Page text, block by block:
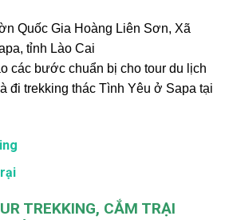
Quốc Gia Hoàng Liên Sơn, Xã
tỉnh Lào Cai
các bước chuẩn bị cho tour du lịch
đi trekking thác Tình Yêu ở Sapa tại
TREKKING, CẮM TRẠI